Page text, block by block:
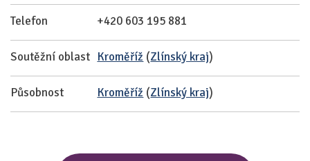
Telefon +420 603 195 881
Soutěžní oblast Kroměříž (Zlínský kraj)
Působnost Kroměříž (Zlínský kraj)